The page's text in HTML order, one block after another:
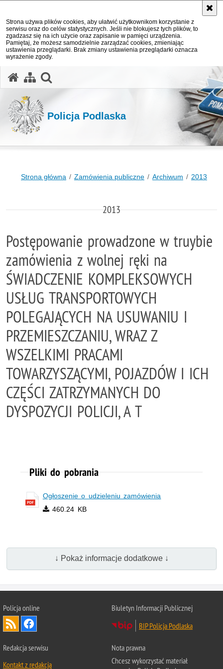
Strona używa plików cookies, aby ułatwić użytkownikom korzystanie z
serwisu oraz do celów statystycznych. Jeśli nie blokujesz tych plików, to
zgadzasz się na ich użycie oraz zapisanie w pamięci urządzenia.
Pamiętaj, że możesz samodzielnie zarządzać cookies, zmieniając
ustawienia przeglądarki. Brak zmiany ustawienia przeglądarki oznacza
wyrażenie zgody.
Policja Podlaska
Strona główna Zamówienia publiczne Archiwum 2013
2013
Postępowanie prowadzone w truybie
zamówienia z wolnej ręki na
ŚWIADCZENIE KOMPLEKSOWYCH
USŁUG TRANSPORTOWYCH
POLEGAJĄCYCH NA USUWANIU I
PRZEMIESZCZANIU, WRAZ Z
WSZELKIMI PRACAMI
TOWARZYSZĄCYMI, POJAZDÓW I ICH
CZĘŚCI ZATRZYMANYCH DO
DYSPOZYCJI POLICJI, A T
Pliki do pobrania
Ogłoszenie o udzieleniu zamówienia
460.24 KB
↓ Pokaż informacje dodatkowe ↓
Policja online
Biuletyn Informacji Publicznej
BIP Policja Podlaska
Redakcja serwisu
Kontakt z redakcją
Nota prawna
Chcesz wykorzystać materiał